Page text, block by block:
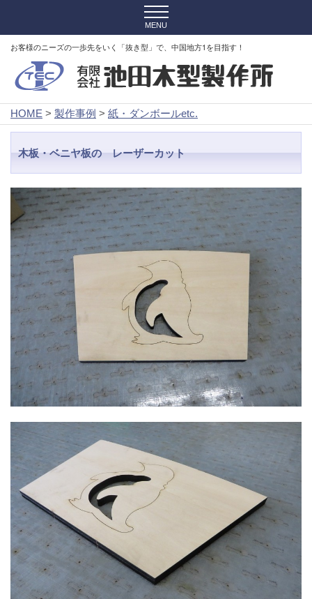
お客様のニーズの一歩先をいく「抜き型」で、中国地方1を目指す！
HOME > 製作事例 > 紙・ダンボールetc.
木板・ベニヤ板の レーザーカット